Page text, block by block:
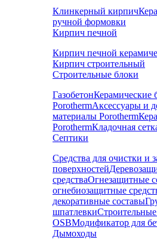
Клинкерный кирпич
ручной формовки
Кирпич печной
Кирпич печной
Кирпич строительный
Строительные блоки
ГазобетонКерамические
PorothermАксессуары и
материалы Porotherm
PorothermКладочная
Септики
Средства для очистки и
поверхностей
средстваОгнезащитные
огнебиозащитные
декоративные составы
шпатлевки
OSBМодификатор для
Дымоходы